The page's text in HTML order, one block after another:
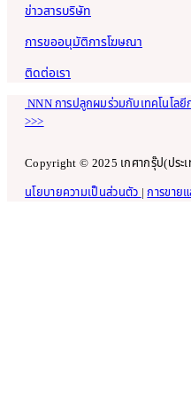
ข่าวสารบริษัท
การขออนุมัติการโฆษณา
ติดต่อเรา
NNN การปลูกผมร่วมกับเทคโนโล
>>>
Copyright © 2025 เกศากรุ๊ป(ประ
นโยบายความเป็นส่วนตัว |การขาย